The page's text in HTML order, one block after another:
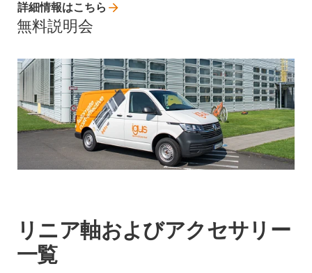
無料説明会
詳細情報はこちら
リニア軸およびアクセサリー
一覧